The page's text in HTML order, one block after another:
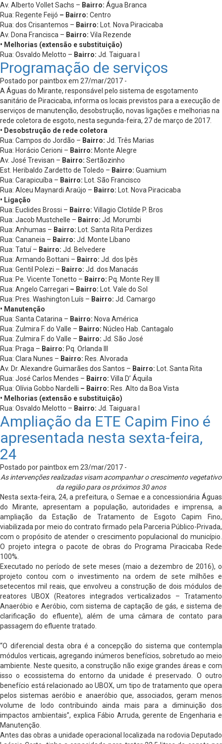
Av. Alberto Vollet Sachs – Bairro: Água Branca
Rua: Regente Feijó – Bairro: Centro
Rua: dos Crisantemos – Bairro: Lot. Nova Piracicaba
Av. Dona Francisca – Bairro: Vila Rezende
• Melhorias (extensão e substituição)
Rua: Osvaldo Melotto – Bairro: Jd. Taiguara I
Programação de serviços
Postado por paintbox em 27/mar/2017 -
A Águas do Mirante, responsável pelo sistema de esgotamento
sanitário de Piracicaba, informa os locais previstos para a execução de
serviços de manutenção, desobstrução, novas ligações e melhorias na
rede coletora de esgoto, nesta segunda-feira, 27 de março de 2017.
• Desobstrução de rede coletora
Rua: Campos do Jordão – Bairro: Jd. Três Marias
Rua: Horácio Cerioni – Bairro: Monte Alegre
Av. José Trevisan – Bairro: Sertãozinho
Est. Heribaldo Zardetto de Toledo – Bairro: Guamium
Rua: Carapicuíba – Bairro: Lot. São Francisco
Rua: Alceu Maynardi Araújo – Bairro: Lot. Nova Piracicaba
• Ligação
Rua: Euclides Brossi – Bairro: Villagio Clotilde P. Bros
Rua: Jacob Mustchelle – Bairro: Jd. Morumbi
Rua: Anhumas – Bairro: Lot. Santa Rita Perdizes
Rua: Cananeia – Bairro: Jd. Monte Líbano
Rua: Tatuí – Bairro: Jd. Belvedere
Rua: Armando Bottani – Bairro: Jd. dos Ipês
Rua: Gentil Polezi – Bairro: Jd. dos Manacás
Rua: Pe. Vicente Tonetto – Bairro: Pq. Monte Rey III
Rua: Angelo Carregari – Bairro: Lot. Vale do Sol
Rua: Pres. Washington Luís – Bairro: Jd. Camargo
• Manutenção
Rua: Santa Catarina – Bairro: Nova América
Rua: Zulmira F. do Valle – Bairro: Núcleo Hab. Cantagalo
Rua: Zulmira F. do Valle – Bairro: Jd. São José
Rua: Praga – Bairro: Pq. Orlanda III
Rua: Clara Nunes – Bairro: Res. Alvorada
Av. Dr. Alexandre Guimarães dos Santos – Bairro: Lot. Santa Rita
Rua: José Carlos Mendes – Bairro: Villa D’ Áquila
Rua: Olívia Gobbo Nardelli – Bairro: Res. Alto da Boa Vista
• Melhorias (extensão e substituição)
Rua: Osvaldo Melotto – Bairro: Jd. Taiguara I
Ampliação da ETE Capim Fino é
apresentada nesta sexta-feira,
24
Postado por paintbox em 23/mar/2017 -
As intervenções realizadas visam acompanhar o crescimento vegetativo
da região para os próximos 30 anos
Nesta sexta-feira, 24, a prefeitura, o Semae e a concessionária Águas
do Mirante, apresentam a população, autoridades e imprensa, a
ampliação da Estação de Tratamento de Esgoto Capim Fino,
viabilizada por meio do contrato firmado pela Parceria Público-Privada,
com o propósito de atender o crescimento populacional do município.
O projeto integra o pacote de obras do Programa Piracicaba Rede
100%.
Executado no período de sete meses (maio a dezembro de 2016), o
projeto contou com o investimento na ordem de sete milhões e
setecentos mil reais, que envolveu a construção de dois módulos de
reatores UBOX (Reatores integrados verticalizados – Tratamento
Anaeróbio e Aeróbio, com sistema de captação de gás, e sistema de
clarificação do efluente), além de uma câmara de contato para
passagem do efluente tratado.
“O diferencial desta obra é a concepção do sistema que contempla
módulos verticais, agregando inúmeros benefícios, sobretudo ao meio
ambiente. Neste quesito, a construção não exige grandes áreas e com
isso o ecossistema do entorno da unidade é preservado. O outro
benefício está relacionado ao UBOX, um tipo de tratamento que opera
pelos sistemas aeróbio e anaeróbio que, associados, geram menos
volume de lodo contribuindo ainda mais para a diminuição dos
impactos ambientais”, explica Fábio Arruda, gerente de Engenharia e
Manutenção.
Antes das obras a unidade operacional localizada na rodovia Deputado